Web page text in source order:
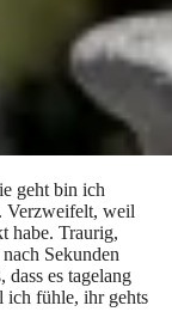
geht bin ich
Verzweifelt, weil
habe. Traurig,
Sekunden
dass es tagelang
ich fühle, ihr gehts